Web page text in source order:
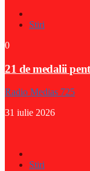
Stiri
0
21 de medalii
Radio Medias 725
31 iulie 2026
Stiri